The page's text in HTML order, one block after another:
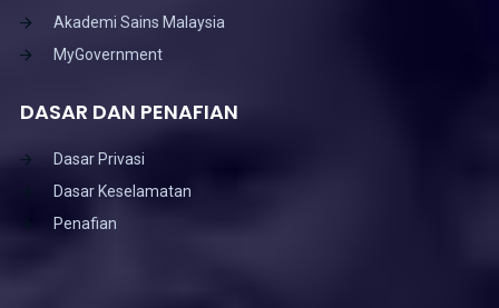
Akademi Sains Malaysia
MyGovernment
DASAR DAN PENAFIAN
Dasar Privasi
Dasar Keselamatan
Penafian